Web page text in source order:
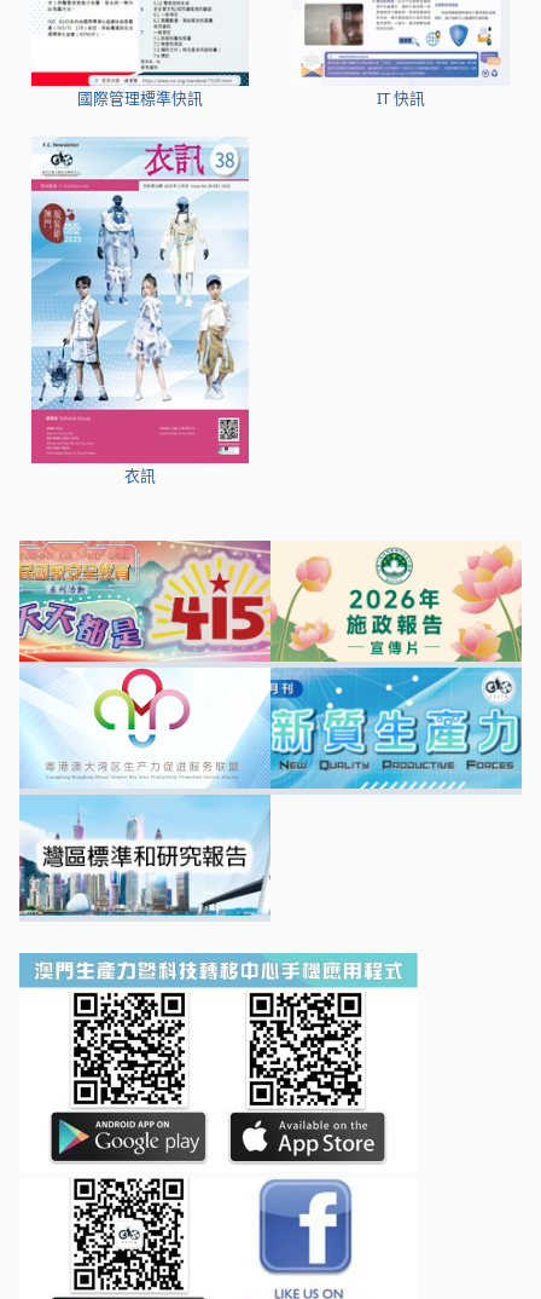
國際管理標準快訊 IT 快訊
衣訊